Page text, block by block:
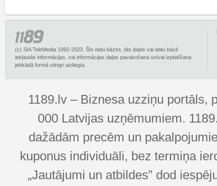
(c) SIA TeleMedia 1992-2023. Šīs datu bāzes, tās daļas vai datu bāzē
iekļautās informācijas, vai informācijas daļas pavairošana un/vai izplatīšana
jebkādā formā stingri aizliegta.
1189.lv – Biznesa uzziņu portāls,
000 Latvijas uzņēmumiem.
dažādām precēm un
kuponus individuāli, bez termiņa
„Jautājumi un atbildes” dod